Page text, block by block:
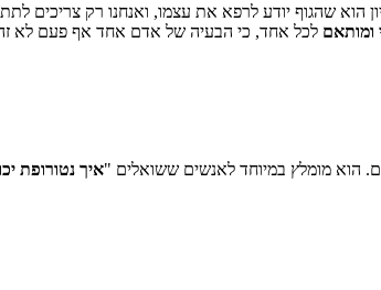
הוא שהגוף יודע לרפא את עצמו, ואנחנו רק צריכים
ומותאם לכל אחד, כי הבעיה של אדם אחד אף פעם לא
הוא מומלץ במיוחד לאנשים ששואלים "איך נטורופת